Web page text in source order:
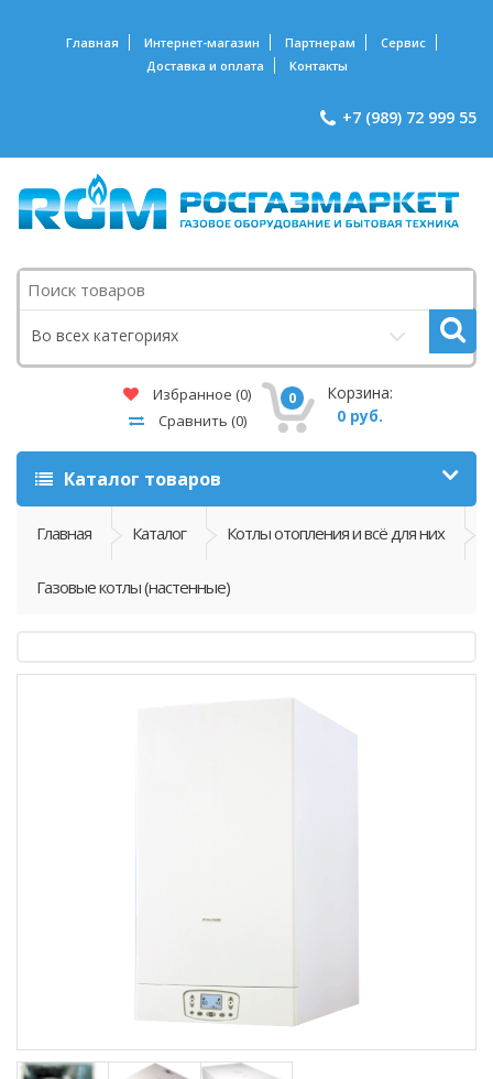
Главная Интернет-магазин Партнерам
Сервис
Доставка и оплата
Контакты
+7 (989) 72 999 55
Поиск
Во всех категориях
Избранное (0)
Сравнить (0)
0
Корзина:
0 руб.
Каталог товаров
Главная Каталог Котлы отопления и всё для них
Газовые котлы (настенные)